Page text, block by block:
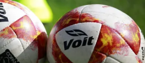
CST